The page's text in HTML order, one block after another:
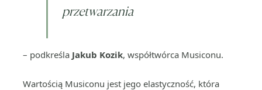
przetwarzania
– podkreśla Jakub Kozik, współtwórca Musiconu.
Wartością Musiconu jest jego elastyczność, która